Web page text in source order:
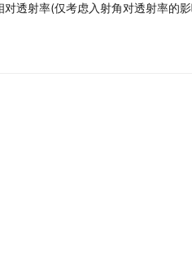
对透射率(仅考虑入射角对透射率